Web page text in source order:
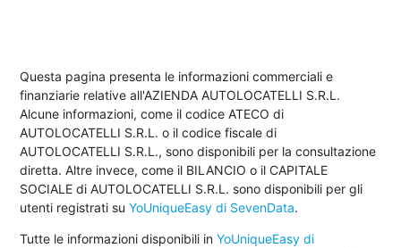
Questa pagina presenta le informazioni commerciali e
finanziarie relative all'AZIENDA AUTOLOCATELLI S.R.L.
Alcune informazioni, come il codice ATECO di
AUTOLOCATELLI S.R.L. o il codice fiscale di
AUTOLOCATELLI S.R.L., sono disponibili per la consultazione
diretta. Altre invece, come il BILANCIO o il CAPITALE
SOCIALE di AUTOLOCATELLI S.R.L. sono disponibili per gli
utenti registrati suYoUniqueEasy di SevenData.
Tutte le informazioni disponibili inYoUniqueEasy di